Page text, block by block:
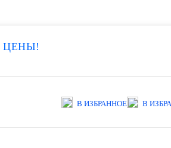
ЦЕНЫ!
В ИЗБРАННОЕ В